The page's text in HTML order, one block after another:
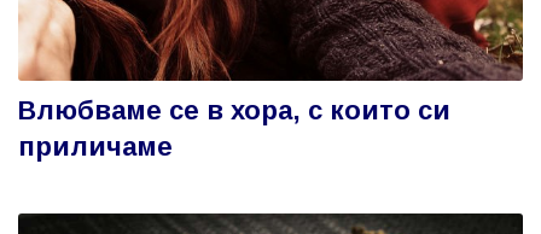
Влюбваме се в хора, с които си
приличаме